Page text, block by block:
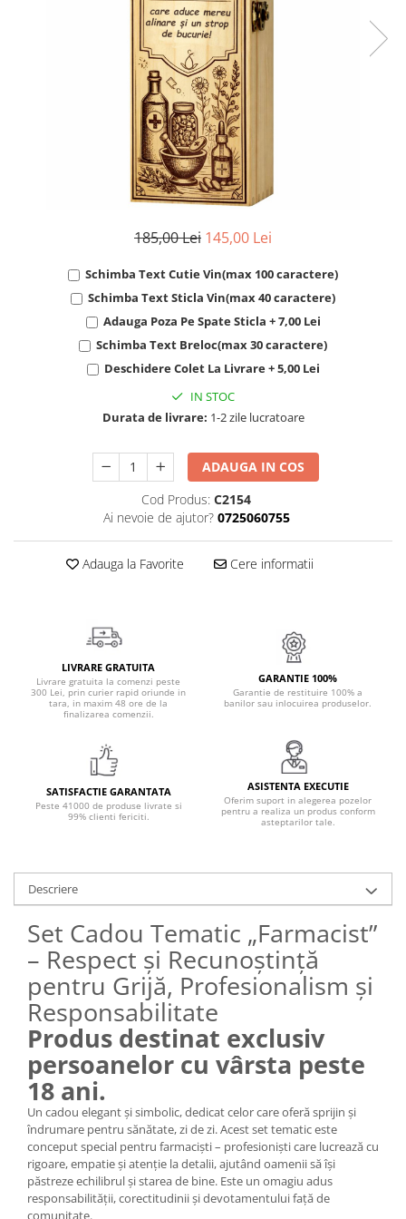
Cadouri Meserii&Hobby
Cadouri Avocati/Juristi
Cadouri Farmacisti
Cadouri Fotbalisti
Cadouri Ingineri
Cadouri Motociclisti
Cadouri Politisti
Cadouri Pompieri
Cadouri Soferi/Mecanici
Cadouri Tractoristi
185,00 Lei 145,00 Lei
Schimba Text Cutie Vin(max 100 caractere)
Schimba Text Sticla Vin(max 40 caractere)
Adauga Poza Pe Spate Sticla + 7,00 Lei
Schimba Text Breloc(max 30 caractere)
Deschidere Colet La Livrare + 5,00 Lei
IN STOC
Durata de livrare: 1-2 zile lucratoare
ADAUGA IN COS
Cod Produs: C2154
Ai nevoie de ajutor? 0725060755
Adauga la Favorite Cere informatii
LIVRARE GRATUITA
Livrare gratuita la comenzi peste
300 Lei, prin curier rapid oriunde in
tara, in maxim 48 ore de la
finalizarea comenzii.
GARANTIE 100%
Garantie de restituire 100% a
banilor sau inlocuirea produselor.
SATISFACTIE GARANTATA
Peste 41000 de produse livrate si
99% clienti fericiti.
ASISTENTA EXECUTIE
Oferim suport in alegerea pozelor
pentru a realiza un produs conform
asteptarilor tale.
Descriere
Set Cadou Tematic „Farmacist”
– Respect și Recunoștință
pentru Grijă, Profesionalism și
Responsabilitate
Produs destinat exclusiv
persoanelor cu vârsta peste
18 ani.
Un cadou elegant și simbolic, dedicat celor care oferă sprijin și
îndrumare pentru sănătate, zi de zi. Acest set tematic este
conceput special pentru farmaciști – profesioniști care lucrează cu
rigoare, empatie și atenție la detalii, ajutând oamenii să își
păstreze echilibrul și starea de bine. Este un omagiu adus
responsabilității, corectitudinii și devotamentului față de
comunitate.